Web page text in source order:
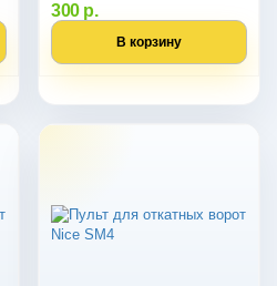
300 р.
В корзину